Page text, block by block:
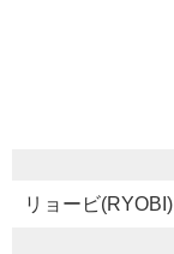
リョービ(RYOBI)